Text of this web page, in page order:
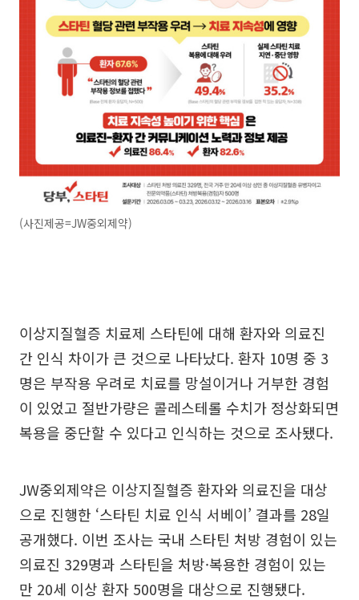
(사진제공=JW중외제약)
이상지질혈증 치료제 스타틴에 대해 환자와 의료진
간 인식 차이가 큰 것으로 나타났다. 환자 10명 중 3
명은 부작용 우려로 치료를 망설이거나 거부한 경험
이 있었고 절반가량은 콜레스테롤 수치가 정상화되면
복용을 중단할 수 있다고 인식하는 것으로 조사됐다.
JW중외제약은 이상지질혈증 환자와 의료진을 대상
으로 진행한 ‘스타틴 치료 인식 서베이’ 결과를 28일
공개했다. 이번 조사는 국내 스타틴 처방 경험이 있는
의료진 329명과 스타틴을 처방·복용한 경험이 있는
만 20세 이상 환자 500명을 대상으로 진행됐다.